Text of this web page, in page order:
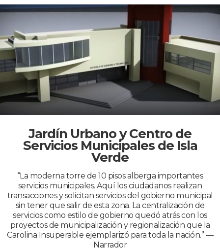
Jardín Urbano y Centro de
Servicios Municipales de Isla
Verde
“La moderna torre de 10 pisos alberga importantes
servicios municipales. Aquí los ciudadanos realizan
transacciones y solicitan servicios del gobierno municipal
sin tener que salir de esta zona. La centralización de
servicios como estilo de gobierno quedó atrás con los
proyectos de municipalización y regionalización que la
Carolina Insuperable ejemplarizó para toda la nación.” —
Narrador